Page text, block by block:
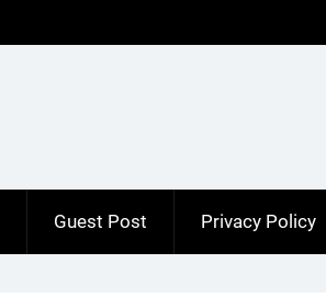
Guest Post Privacy Policy